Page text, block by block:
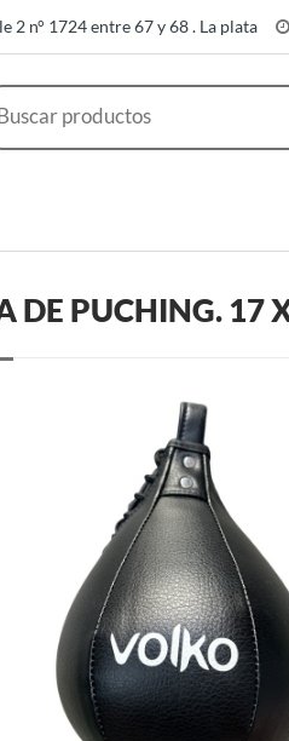
2 n° 1724 entre 67 y 68 . La plata
DE PUCHING. 17